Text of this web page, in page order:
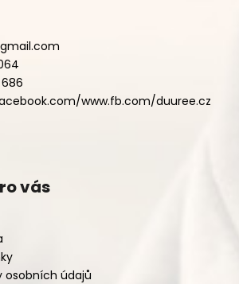
gmail.com
www.fb.com/duuree.cz
vás
osobních údajů